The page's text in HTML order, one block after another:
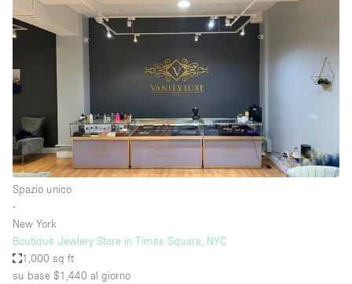
Spazio unico
∙
New York
Boutique Jewlery Store in Times Square, NYC
1,000 sq ft
su base $1,440 al giorno